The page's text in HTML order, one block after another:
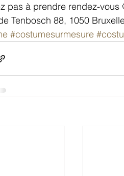
pas à prendre rendez-vous
Tenbosch 88, 1050
#costumesurmesure